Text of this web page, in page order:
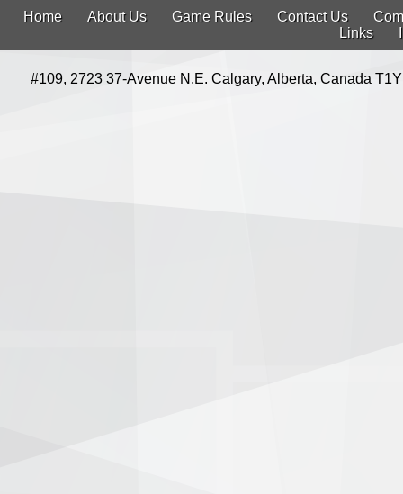
Home About Us Game Rules Contact Us
Links
#109, 2723 37-Avenue N.E. Calgary, Alberta, Canada